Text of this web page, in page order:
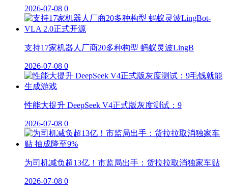
2026-07-08 0
支持17家机器人厂商20多种构型 蚂蚁灵波LingB
2026-07-08 0
性能大提升 DeepSeek V4正式版灰度测试：9
2026-07-08 0
为司机减负超13亿！市监局出手：货拉拉取消独家车贴
2026-07-08 0